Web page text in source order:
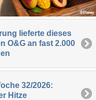
lieferte dieses
O&G an fast 2.000
32/2026:
Hitze